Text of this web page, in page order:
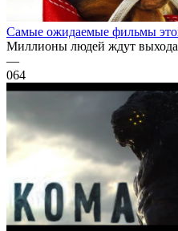
Самые ожидаемые фильмы
Миллионы людей ждут выхода
—
064